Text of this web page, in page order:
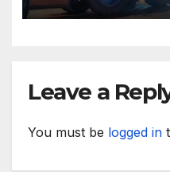
Leave a
You must be logged in